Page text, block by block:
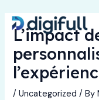
content
L’impact
/Uncategorized / By